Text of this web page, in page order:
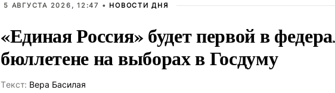
5 АВГУСТА 2026, 12:47 • НОВОСТИ ДНЯ
«Единая Россия» будет первой в
бюллетене на выборах в Госдуму
Tекст: Вера Басилая